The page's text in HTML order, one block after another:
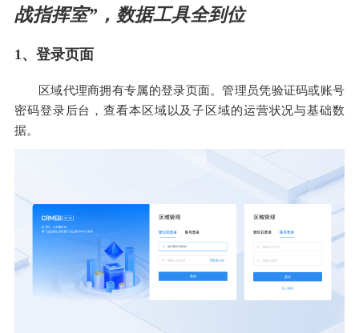
战指挥室”，数据工具全到位
1、登录页面
区域代理商拥有专属的登录页面。管理员凭验证码或账号
密码登录后台，查看本区域以及子区域的运营状况与基础数
据。